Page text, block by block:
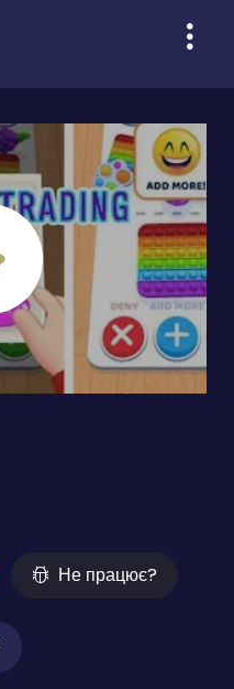
Не працює?